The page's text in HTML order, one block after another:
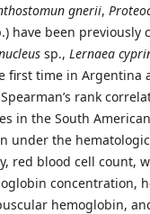
gnerii,
have been previously
sp., Lernaea
first time in Argentina
rank
in the South
under the
red blood cell count,
concentration,
hemoglobin,